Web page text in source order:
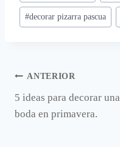
entrada:
#decorar pizarra pascua
Navegación
de
ANTERIOR
5 ideas para decorar una
boda en primavera.